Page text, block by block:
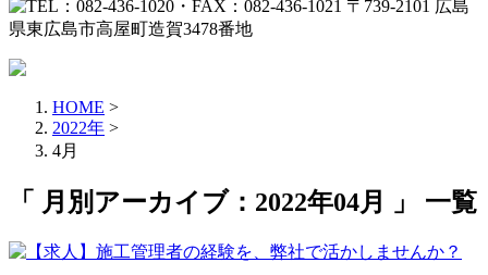
HOME >
2022年 >
4月
「 月別アーカイブ：2022年04月 」 一覧